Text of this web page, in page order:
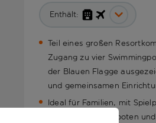
Enthält:
Teil eines großen
Zugang zu vier
der Blauen Flagge
und gemeinsamen
Ideal für Familien, mit
Wassersportangeboten